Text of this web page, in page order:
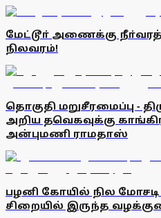
மேட்டூா் அணைக்கு
நிலவரம்!
தொகுதி மறுசீரமைப்பு -
அறிய தவெகவுக்கு
அன்புமணி ராமதாஸ்
பழனி கோயில் நில
சிறையில் இருந்த